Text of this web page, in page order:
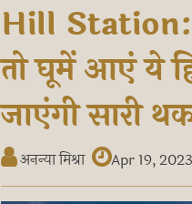
Hill Station:
तो घूमें आएं ये
जाएंगी सारी
अनन्या मिश्रा Apr 19, 2023